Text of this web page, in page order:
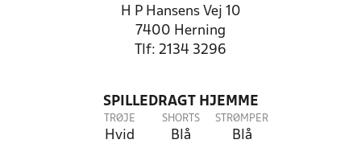
H P Hansens Vej 10
7400 Herning
Tlf: 2134 3296
SPILLEDRAGT HJEMME
TRØJE
Hvid
SHORTS
Blå
STRØMPER
Blå